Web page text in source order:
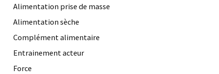
Alimentation prise de masse
Alimentation sèche
Complément alimentaire
Entrainement acteur
Force